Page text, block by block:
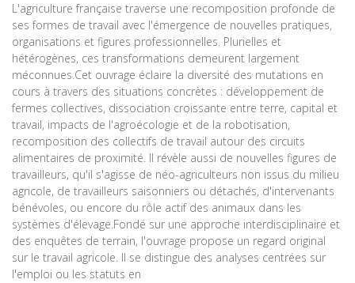
L'agriculture française traverse une recomposition profonde de
ses formes de travail avec l'émergence de nouvelles pratiques,
organisations et figures professionnelles. Plurielles et
hétérogènes, ces transformations demeurent largement
méconnues.Cet ouvrage éclaire la diversité des mutations en
cours à travers des situations concrètes : développement de
fermes collectives, dissociation croissante entre terre, capital et
travail, impacts de l'agroécologie et de la robotisation,
recomposition des collectifs de travail autour des circuits
alimentaires de proximité. Il révèle aussi de nouvelles figures de
travailleurs, qu'il s'agisse de néo-agriculteurs non issus du milieu
agricole, de travailleurs saisonniers ou détachés, d'intervenants
bénévoles, ou encore du rôle actif des animaux dans les
systèmes d'élevage.Fondé sur une approche interdisciplinaire et
des enquêtes de terrain, l'ouvrage propose un regard original
sur le travail agricole. Il se distingue des analyses centrées sur
l'emploi ou les statuts en